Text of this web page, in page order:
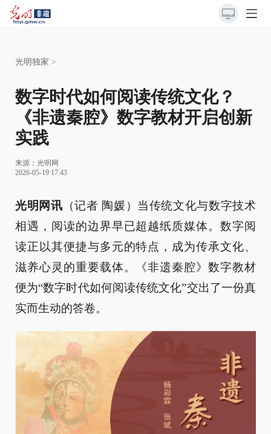
光明独家 >
数字时代如何阅读传统文化？
《非遗秦腔》数字教材开启创新
实践
来源： 光明网
2026-05-19 17:43
光明网讯 （记者 陶媛）当传统文化与数字技术
相遇，阅读的边界早已超越纸质媒体。数字阅
读正以其便捷与多元的特点，成为传承文化、
滋养心灵的重要载体。《非遗秦腔》数字教材
便为“数字时代如何阅读传统文化”交出了一份真
实而生动的答卷。